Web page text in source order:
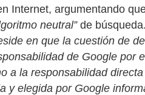
Internet, argumentando
neutral”de
en que la cuestión de
de Google por
a la responsabilidad
y elegida por Google